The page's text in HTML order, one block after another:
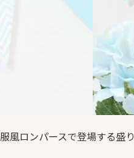
ロンパースで登場する盛